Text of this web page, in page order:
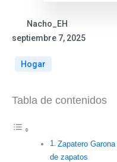
Nacho_EH
septiembre 7, 2025
Hogar
Tabla de contenidos
Zapatero
de zapatos